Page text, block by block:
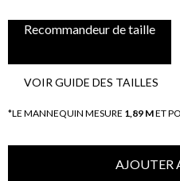
Recommandeur de taille
VOIR GUIDE DES TAILLES
*LE MANNEQUIN MESURE 1,89 MET
AJOUTER